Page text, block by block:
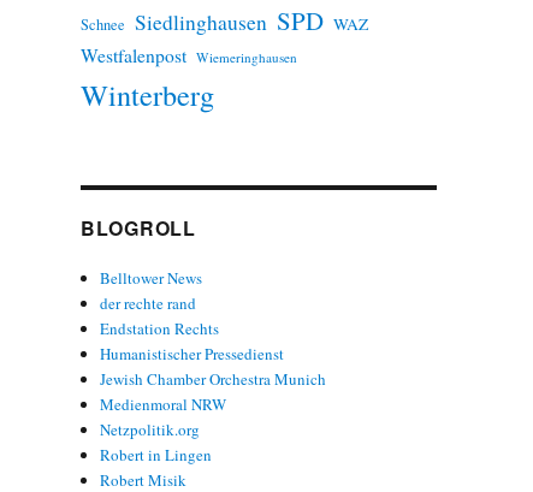
Schnee Siedlinghausen SPD WAZ
Westfalenpost Wiemeringhausen
Winterberg
BLOGROLL
Belltower News
der rechte rand
Endstation Rechts
Humanistischer Pressedienst
Jewish Chamber Orchestra Munich
Medienmoral NRW
Netzpolitik.org
Robert in Lingen
Robert Misik